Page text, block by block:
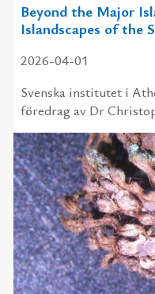
Beyond the Major
Islandscapes of the
2026-04-01
Svens­ka in­sti­tu­tet i
fö­re­drag av Dr